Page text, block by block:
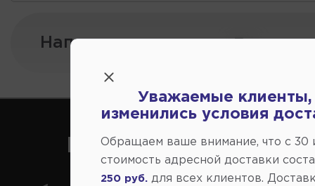
Напишите нам:
Как нас найти
Уважаемые клиенты,
изменились условия
Обращаем ваше внимание, что c 30
стоимость адресной доставки
250 руб.
для всех клиентов.